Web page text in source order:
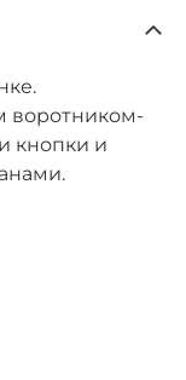
воротником-
кнопки и